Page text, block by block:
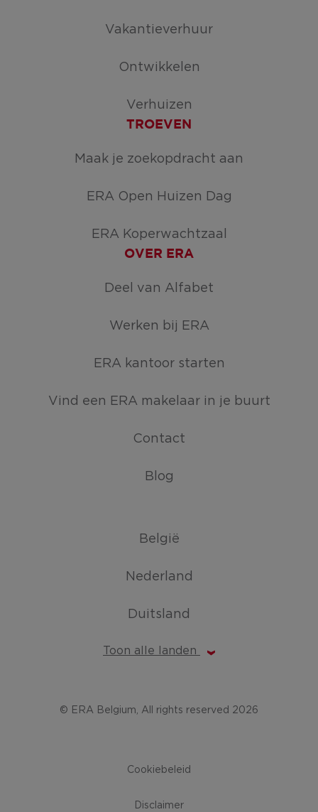
Vakantieverhuur
Ontwikkelen
Verhuizen
TROEVEN
Maak je zoekopdracht aan
ERA Open Huizen Dag
ERA Koperwachtzaal
OVER ERA
Deel van Alfabet
Werken bij ERA
ERA kantoor starten
Vind een ERA makelaar in je buurt
Contact
Blog
België
Nederland
Duitsland
Toon alle landen
© ERA Belgium, All rights reserved 2026
Cookiebeleid
Disclaimer